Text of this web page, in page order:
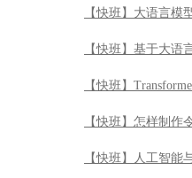
【快班】大语言模
【快班】基于大语
【快班】
【快班】怎样制作
【快班】人工智能